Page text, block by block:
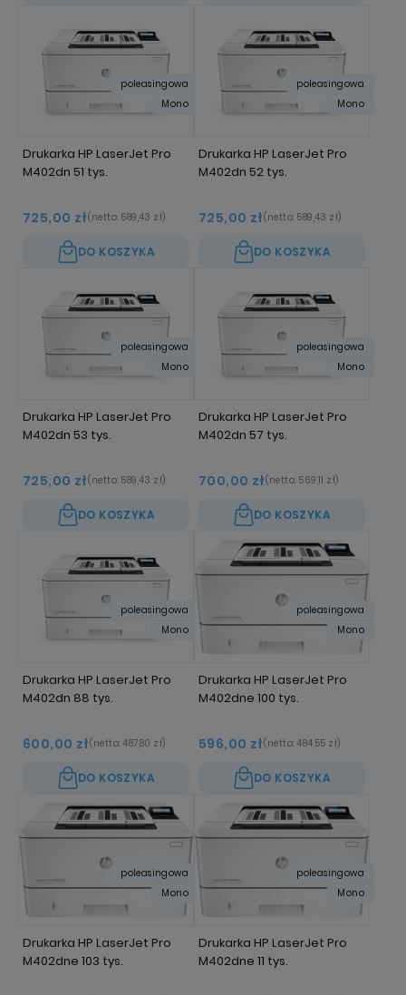
Drukarka HP LaserJet Pro
M402dn 51 tys.
725,00 zł(netto: 589,43 zł)
DO KOSZYKA
poleasingowa
Mono
Drukarka HP LaserJet Pro
M402dn 52 tys.
725,00 zł(netto: 589,43 zł)
DO KOSZYKA
poleasingowa
Mono
Drukarka HP LaserJet Pro
M402dn 53 tys.
725,00 zł(netto: 589,43 zł)
DO KOSZYKA
poleasingowa
Mono
Drukarka HP LaserJet Pro
M402dn 57 tys.
700,00 zł(netto: 569,11 zł)
DO KOSZYKA
poleasingowa
Mono
Drukarka HP LaserJet Pro
M402dn 88 tys.
600,00 zł(netto: 487,80 zł)
DO KOSZYKA
poleasingowa
Mono
Drukarka HP LaserJet Pro
M402dne 100 tys.
596,00 zł(netto: 484,55 zł)
DO KOSZYKA
poleasingowa
Mono
Drukarka HP LaserJet Pro
M402dne 103 tys.
poleasingowa
Mono
Drukarka HP LaserJet Pro
M402dne 11 tys.
poleasingowa
Mono